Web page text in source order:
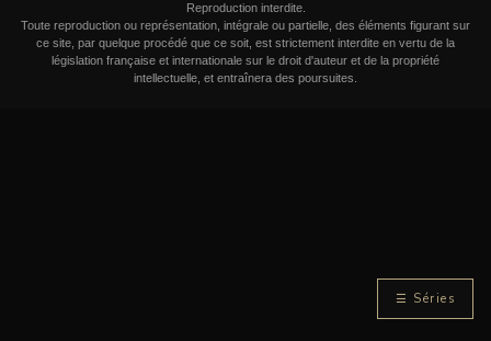
☰ Séries
Reproduction interdite.
Toute reproduction ou représentation, intégrale ou partielle, des éléments figurant sur
ce site, par quelque procédé que ce soit, est strictement interdite en vertu de la
législation française et internationale sur le droit d'auteur et de la propriété
intellectuelle, et entraînera des poursuites.